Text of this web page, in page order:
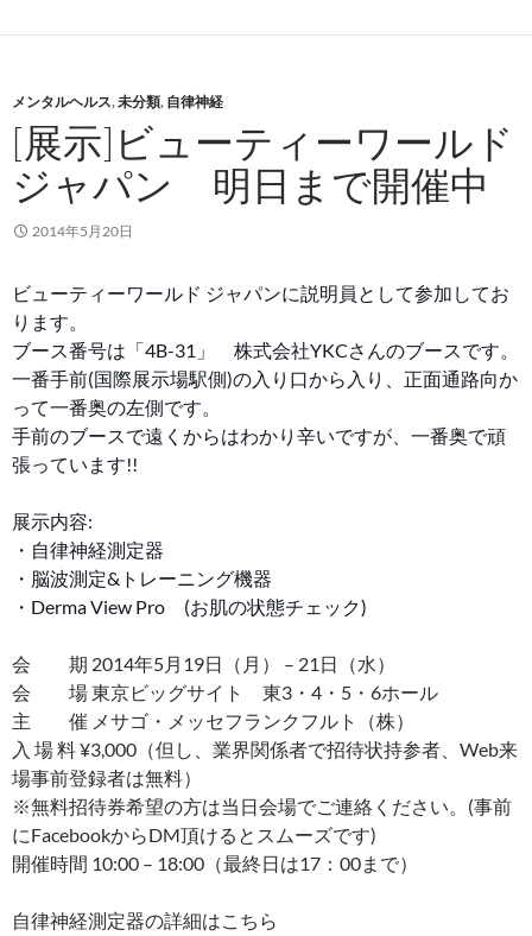
メンタルヘルス,未分類, 自律神経
[展示]ビューティーワールド
ジャパン 明日まで開催中
2014年5月20日
ビューティーワールド ジャパンに説明員として参加してお
ります。
ブース番号は「4B-31」 株式会社YKCさんのブースです。
一番手前(国際展示場駅側)の入り口から入り、正面通路向か
って一番奥の左側です。
手前のブースで遠くからはわかり辛いですが、一番奥で頑
張っています!!
展示内容:
・自律神経測定器
・脳波測定&トレーニング機器
・Derma View Pro (お肌の状態チェック)
会 期 2014年5月19日（月） – 21日（水）
会 場 東京ビッグサイト 東3・4・5・6ホール
主 催 メサゴ・メッセフランクフルト（株）
入 場 料 ¥3,000（但し、業界関係者で招待状持参者、Web来
場事前登録者は無料）
※無料招待券希望の方は当日会場でご連絡ください。(事前
にFacebookからDM頂けるとスムーズです)
開催時間 10:00 – 18:00（最終日は17：00まで）
自律神経測定器の詳細はこちら